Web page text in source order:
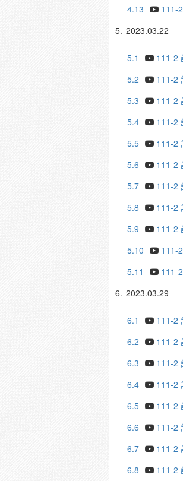
4.13
111-
5. 2023.03.22
5.1
111-2
5.2
111-2
5.3
111-2
5.4
111-2
5.5
111-2
5.6
111-2
5.7
111-2
5.8
111-2
5.9
111-2
5.10
111-
5.11
111-
6. 2023.03.29
6.1
111-2
6.2
111-2
6.3
111-2
6.4
111-2
6.5
111-2
6.6
111-2
6.7
111-2
6.8
111-2